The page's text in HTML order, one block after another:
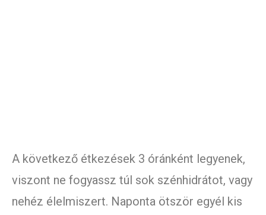
A következő étkezések 3 óránként legyenek,
viszont ne fogyassz túl sok szénhidrátot, vagy
nehéz élelmiszert. Naponta ötször egyél kis